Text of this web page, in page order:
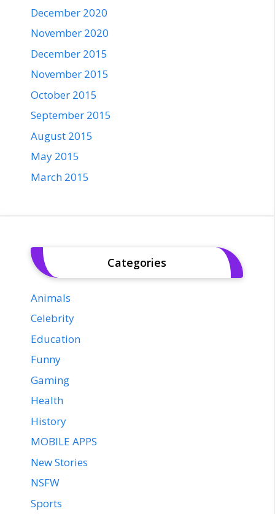
December 2020
November 2020
December 2015
November 2015
October 2015
September 2015
August 2015
May 2015
March 2015
Categories
Animals
Celebrity
Education
Funny
Gaming
Health
History
MOBILE APPS
New Stories
NSFW
Sports